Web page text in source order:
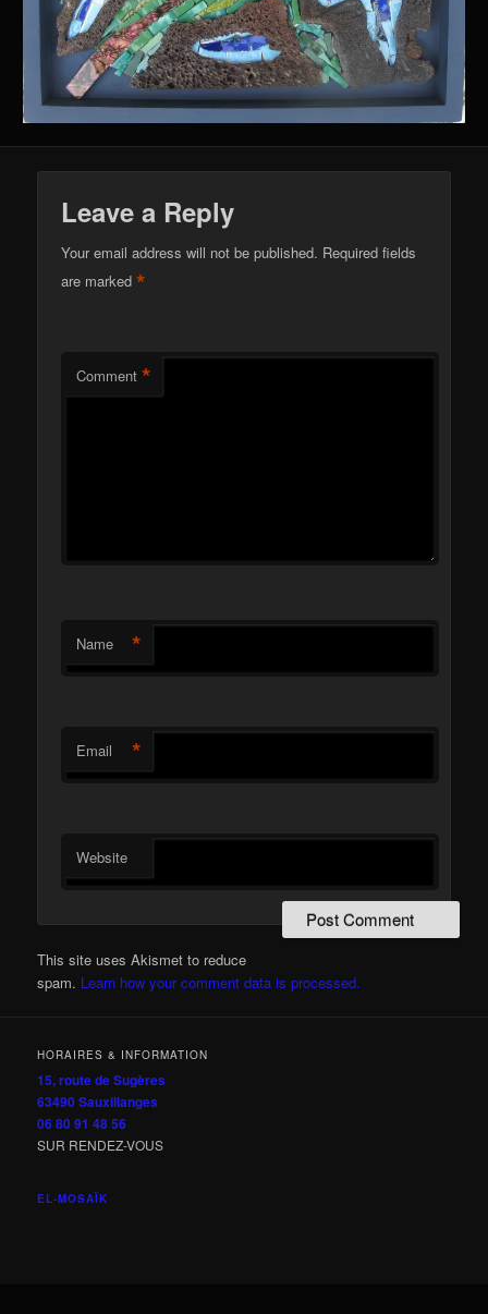
Leave a Reply
Your email address will not be published. Required fields
are marked*
Comment *
Name *
Email *
Website
This site uses Akismet to reduce
spam. Learn how your comment data is processed.
HORAIRES & INFORMATION
15, route de Sugères
63490 Sauxillanges
06 80 91 48 56
SUR RENDEZ-VOUS
EL-MOSAÏK